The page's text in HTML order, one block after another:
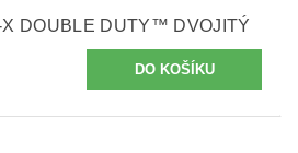
X DOUBLE DUTY™ DVOJITÝ